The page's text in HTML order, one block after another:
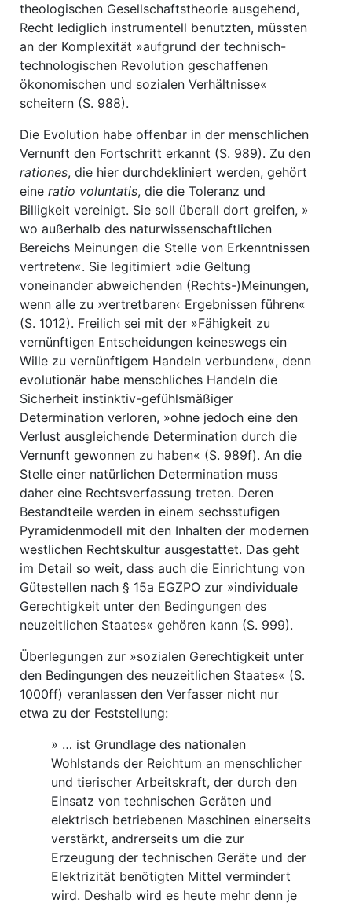
theologischen Gesellschaftstheorie ausgehend,
Recht lediglich instrumentell benutzten, müssten
an der Komplexität »aufgrund der technisch-
technologischen Revolution geschaffenen
ökonomischen und sozialen Verhältnisse«
scheitern (S. 988).
Die Evolution habe offenbar in der menschlichen
Vernunft den Fortschritt erkannt (S. 989). Zu den
rationes, die hier durchdekliniert werden, gehört
eine ratio voluntatis, die die Toleranz und
Billigkeit vereinigt. Sie soll überall dort greifen, »
wo außerhalb des naturwissenschaftlichen
Bereichs Meinungen die Stelle von Erkenntnissen
vertreten«. Sie legitimiert »die Geltung
voneinander abweichenden (Rechts-)Meinungen,
wenn alle zu ›vertretbaren‹ Ergebnissen führen«
(S. 1012). Freilich sei mit der »Fähigkeit zu
vernünftigen Entscheidungen keineswegs ein
Wille zu vernünftigem Handeln verbunden«, denn
evolutionär habe menschliches Handeln die
Sicherheit instinktiv-gefühlsmäßiger
Determination verloren, »ohne jedoch eine den
Verlust ausgleichende Determination durch die
Vernunft gewonnen zu haben« (S. 989f). An die
Stelle einer natürlichen Determination muss
daher eine Rechtsverfassung treten. Deren
Bestandteile werden in einem sechsstufigen
Pyramidenmodell mit den Inhalten der modernen
westlichen Rechtskultur ausgestattet. Das geht
im Detail so weit, dass auch die Einrichtung von
Gütestellen nach § 15a EGZPO zur »individuale
Gerechtigkeit unter den Bedingungen des
neuzeitlichen Staates« gehören kann (S. 999).
Überlegungen zur »sozialen Gerechtigkeit unter
den Bedingungen des neuzeitlichen Staates« (S.
1000ff) veranlassen den Verfasser nicht nur
etwa zu der Feststellung:
» … ist Grundlage des nationalen
Wohlstands der Reichtum an menschlicher
und tierischer Arbeitskraft, der durch den
Einsatz von technischen Geräten und
elektrisch betriebenen Maschinen einerseits
verstärkt, andrerseits um die zur
Erzeugung der technischen Geräte und der
Elektrizität benötigten Mittel vermindert
wird. Deshalb wird es heute mehr denn je